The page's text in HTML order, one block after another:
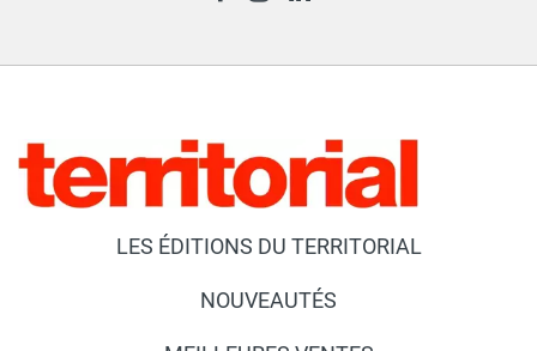
LES ÉDITIONS DU TERRITORIAL
NOUVEAUTÉS